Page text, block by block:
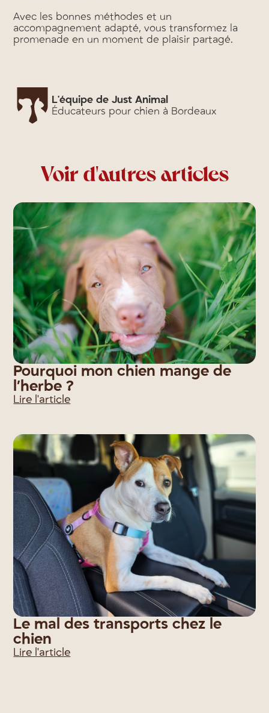
Avec les bonnes méthodes et un
accompagnement adapté, vous transformez la
promenade en un moment de plaisir partagé.
L'équipe de Just Animal
Éducateurs pour chien à Bordeaux
Voir d'autres articles
Pourquoi mon chien mange de
l’herbe ?
Lire l'article
Le mal des transports chez le
chien
Lire l'article